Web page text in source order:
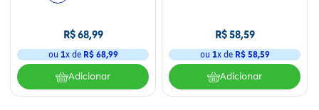
R$68,99
ou 1x de R$ 68,99
Adicionar
R$58,59
ou 1x de R$ 58,59
Adicionar